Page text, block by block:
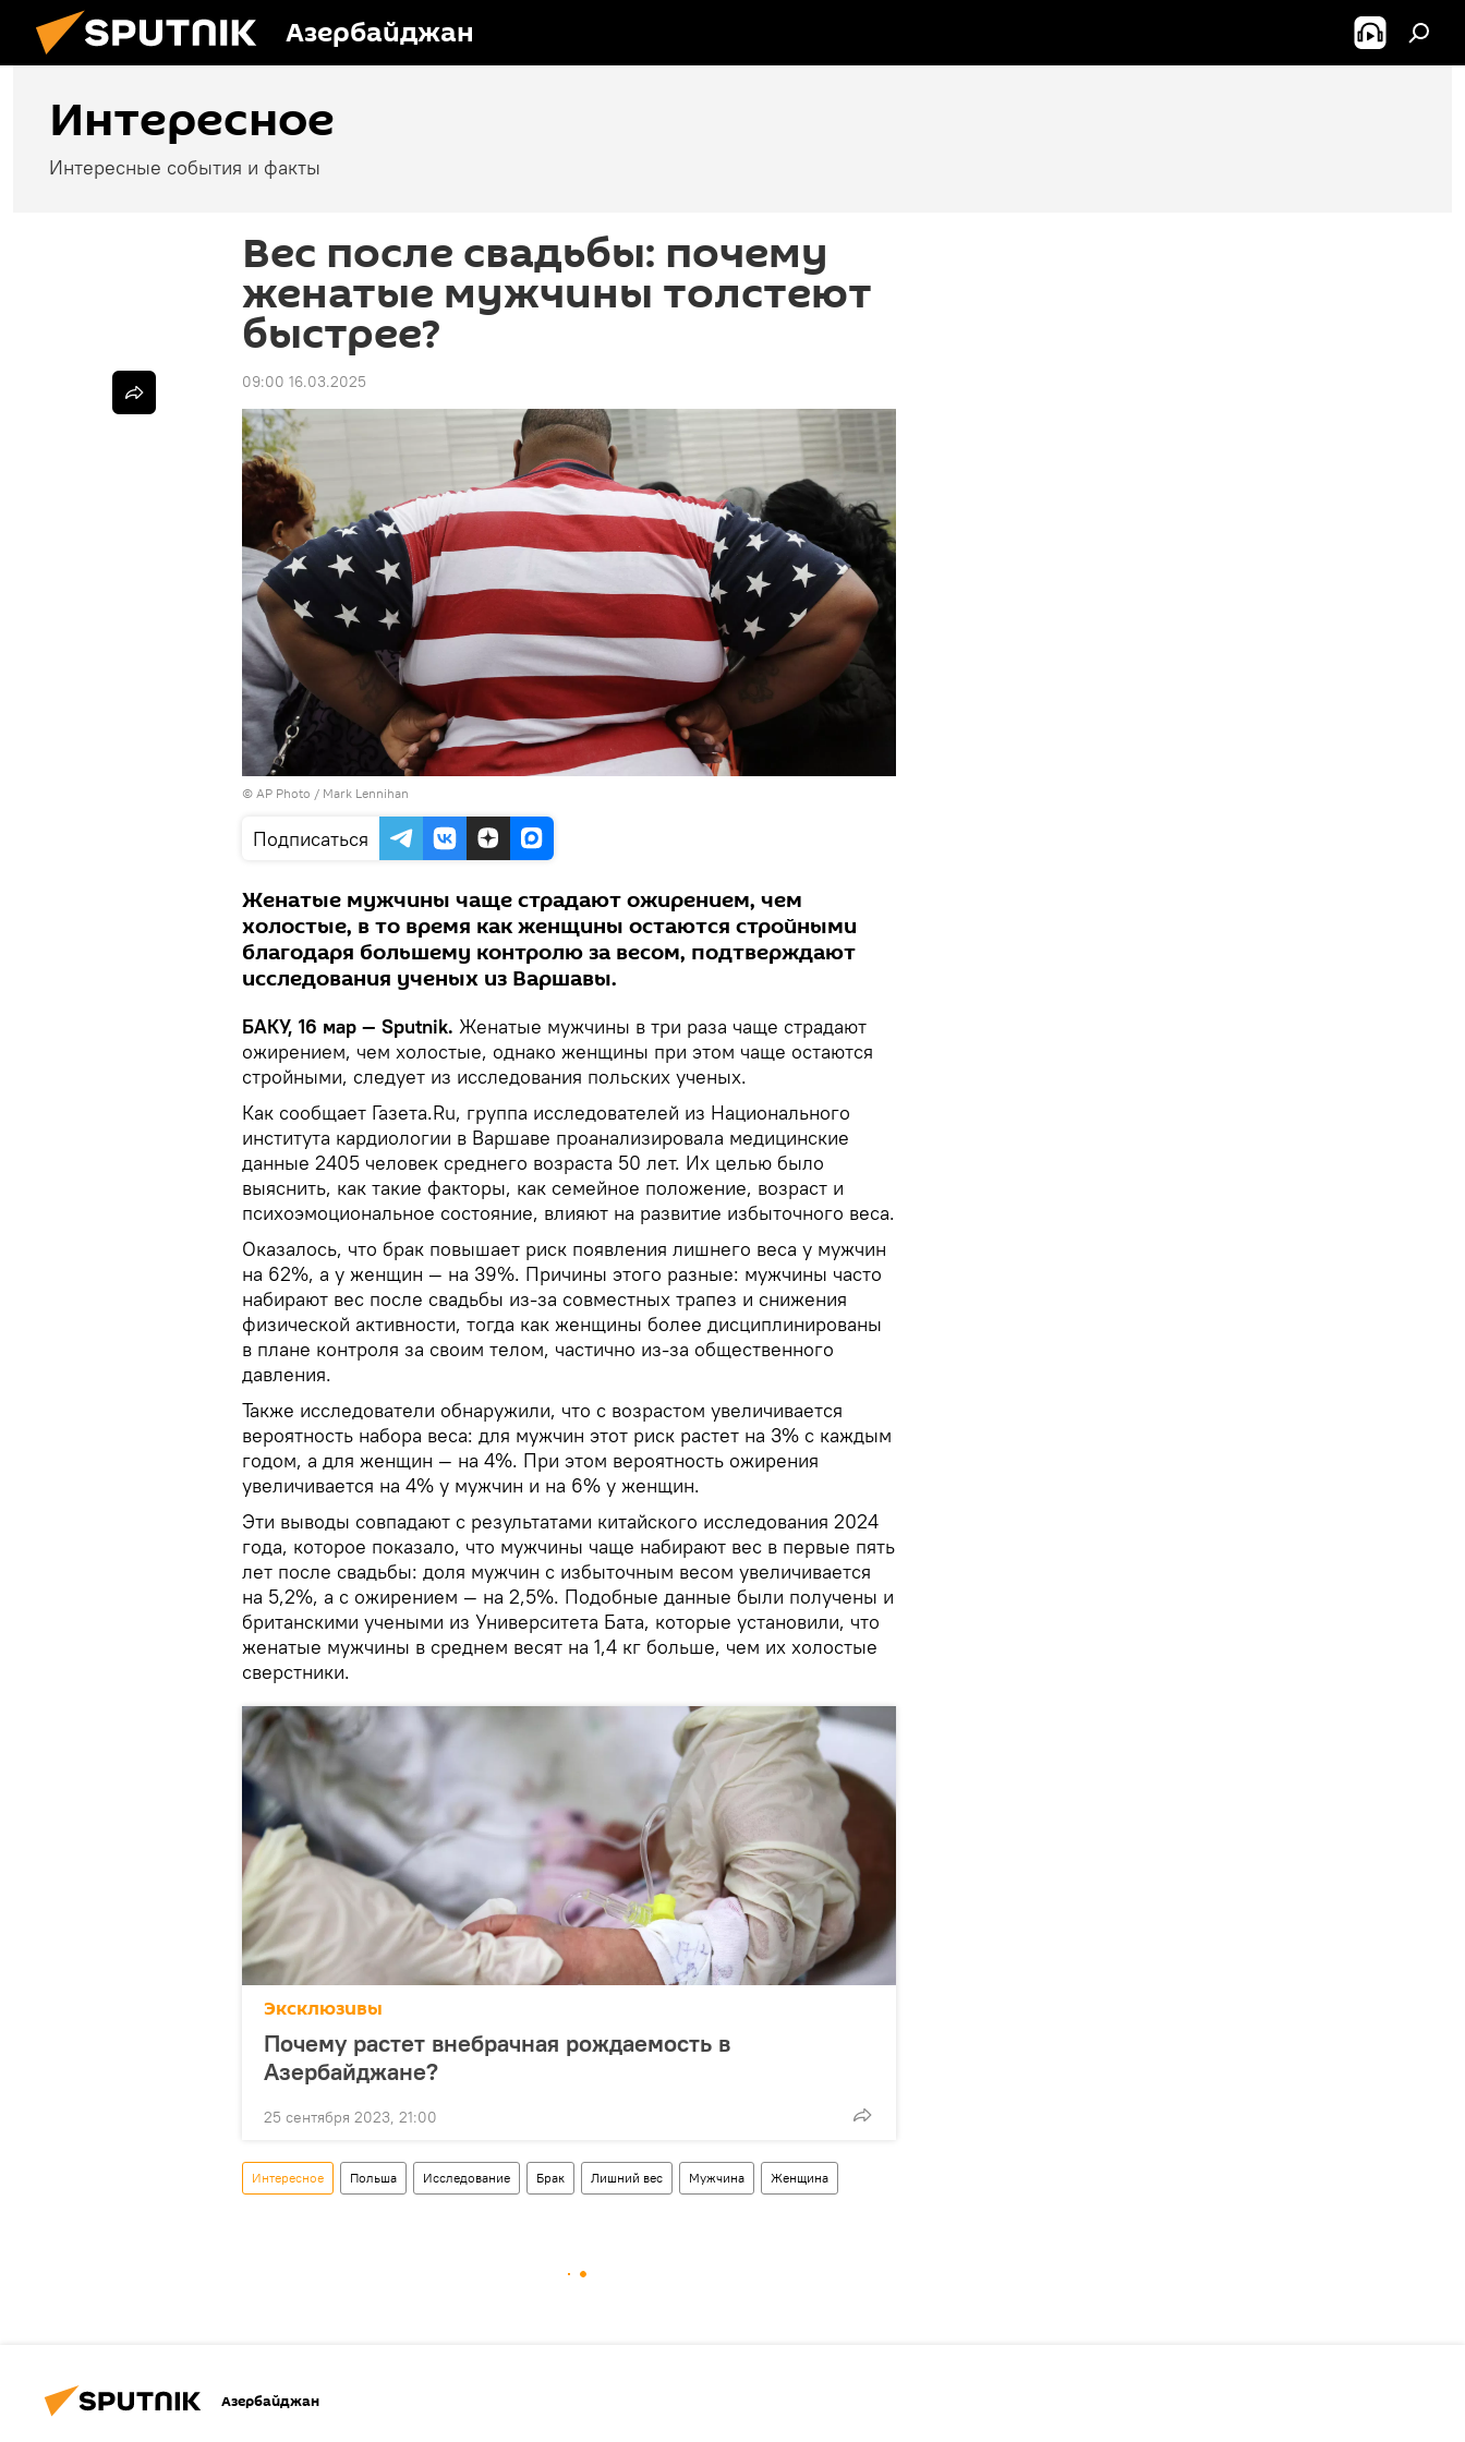
Азербайджан
Интересное
Интересные события и факты
Вес после свадьбы: почему
женатые мужчины толстеют
быстрее?
09:00 16.03.2025
© AP Photo / Mark Lennihan
Подписаться
Женатые мужчины чаще страдают ожирением, чем
холостые, в то время как женщины остаются стройными
благодаря большему контролю за весом, подтверждают
исследования ученых из Варшавы.
БАКУ, 16 мар — Sputnik. Женатые мужчины в три раза чаще страдают
ожирением, чем холостые, однако женщины при этом чаще остаются
стройными, следует из исследования польских ученых.
Как сообщает Газета.Ru, группа исследователей из Национального
института кардиологии в Варшаве проанализировала медицинские
данные 2405 человек среднего возраста 50 лет. Их целью было
выяснить, как такие факторы, как семейное положение, возраст и
психоэмоциональное состояние, влияют на развитие избыточного веса.
Оказалось, что брак повышает риск появления лишнего веса у мужчин
на 62%, а у женщин — на 39%. Причины этого разные: мужчины часто
набирают вес после свадьбы из-за совместных трапез и снижения
физической активности, тогда как женщины более дисциплинированы
в плане контроля за своим телом, частично из-за общественного
давления.
Также исследователи обнаружили, что с возрастом увеличивается
вероятность набора веса: для мужчин этот риск растет на 3% с каждым
годом, а для женщин — на 4%. При этом вероятность ожирения
увеличивается на 4% у мужчин и на 6% у женщин.
Эти выводы совпадают с результатами китайского исследования 2024
года, которое показало, что мужчины чаще набирают вес в первые пять
лет после свадьбы: доля мужчин с избыточным весом увеличивается
на 5,2%, а с ожирением — на 2,5%. Подобные данные были получены и
британскими учеными из Университета Бата, которые установили, что
женатые мужчины в среднем весят на 1,4 кг больше, чем их холостые
сверстники.
Эксклюзивы
Почему растет внебрачная рождаемость в
Азербайджане?
25 сентября 2023, 21:00
Интересное Польша Исследование Брак Лишний вес Мужчина Женщина
Азербайджан